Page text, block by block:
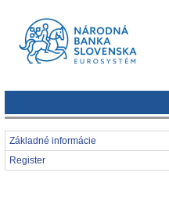
Základné informácie
Register